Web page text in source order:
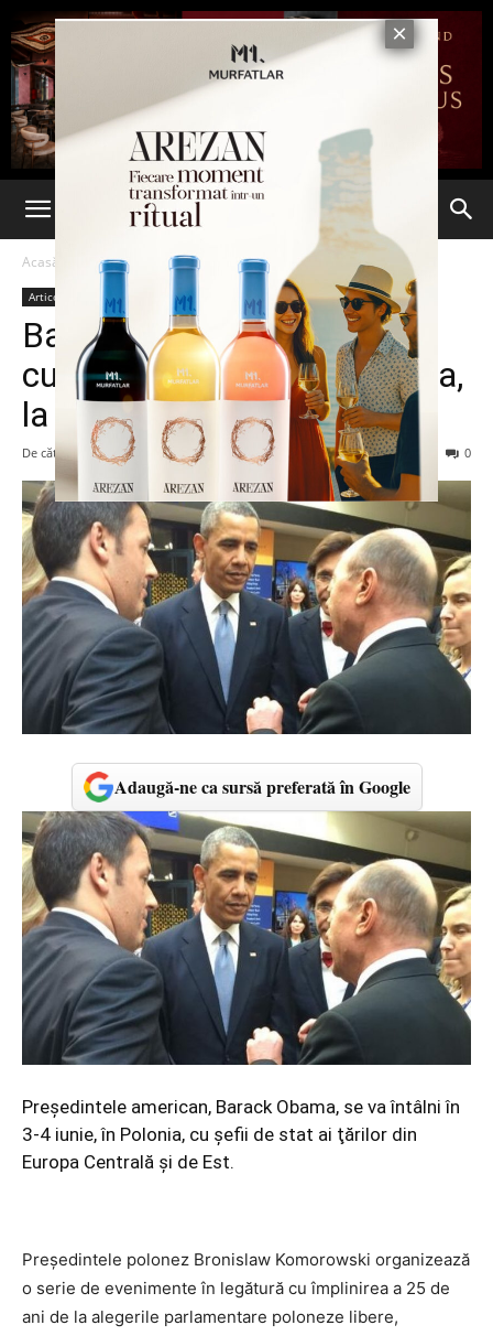
Acasă Articole
Articole
Barack Obama se va întâlni
cu Traian Băsescu în Polonia,
la începutul lunii viitoare
De către admin - 26 mai 2014 0
Adaugă-ne ca sursă preferată în Google
Preşedintele american, Barack Obama, se va întâlni în
3-4 iunie, în Polonia, cu şefii de stat ai ţărilor din
Europa Centrală şi de Est.
Preşedintele polonez Bronislaw Komorowski organizează
o serie de evenimente în legătură cu împlinirea a 25 de
ani de la alegerile parlamentare poloneze libere,